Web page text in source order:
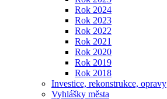
Rok 2024
Rok 2023
Rok 2022
Rok 2021
Rok 2020
Rok 2019
Rok 2018
Investice, rekonstrukce, opravy
Vyhlášky města